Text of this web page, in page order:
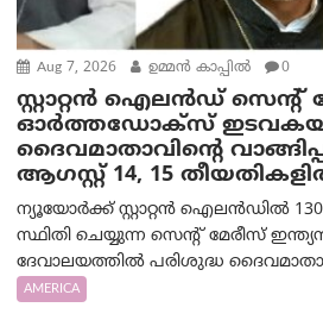
Aug 7, 2026 ഉമ്മന്‍ കാപ്പില്‍ 0
സ്റ്റാറ്റൻ ഐലൻഡ് സെന്റ്
ഓർത്തഡോക്സ്
ദൈവമാതാവിന്റെ
ആഗസ്റ്റ് 14, 15
ന്യൂയോർക്ക് സ്റ്റാറ്റൻ ഐലൻഡിൽ
സ്ഥിതി ചെയ്യുന്ന സെന്റ് മേരീസ്
ദേവാലയത്തിൽ പരിശുദ്ധ
AMERICA